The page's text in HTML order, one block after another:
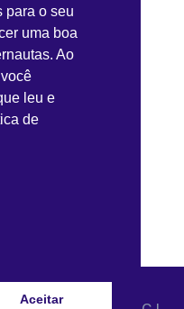
para o seu
uma boa
Ao
leu e
de
Aceitar